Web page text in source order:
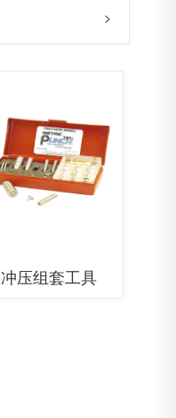
>
冲压组套工具